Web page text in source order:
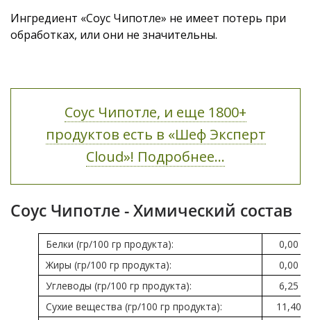
Ингредиент «Соус Чипотле» не имеет потерь при
обработках, или они не значительны.
Соус Чипотле, и еще 1800+
продуктов есть в «Шеф Эксперт
Cloud»! Подробнее...
Соус Чипотле - Химический состав
Белки (гр/100 гр продукта):
0,00
Жиры (гр/100 гр продукта):
0,00
Углеводы (гр/100 гр продукта):
6,25
Сухие вещества (гр/100 гр продукта):
11,40